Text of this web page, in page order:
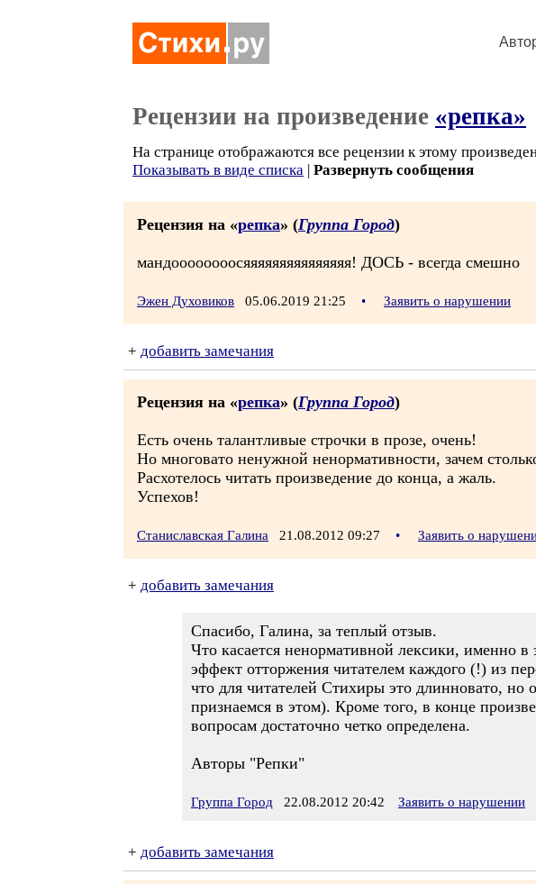
Рецензии на произведение «репка»
На странице отображаются все рецензии к этому
Показывать в виде списка | Развернуть сообщения
Рецензия на «репка» (Группа Город)
мандоооооооосяяяяяяяяяяяяяяя! ДОСЬ - всегда смешно
Эжен Духовиков 05.06.2019 21:25 • Заявить о нарушении
+ добавить замечания
Рецензия на «репка» (Группа Город)
Есть очень талантливые строчки в прозе, очень!
Но многовато ненужной ненормативности, зачем
Расхотелось читать произведение до конца, а жаль.
Успехов!
Станиславская Галина 21.08.2012 09:27 • Заявить о
+ добавить замечания
Спасибо, Галина, за теплый отзыв.
Что касается ненормативной лексики, именно
эффект отторжения читателем каждого (!) из
что для читателей Стихиры это длинновато, но
признаемся в этом). Кроме того, в конце
вопросам достаточно четко определена.
Авторы "Репки"
Группа Город 22.08.2012 20:42 Заявить о нарушении
+ добавить замечания